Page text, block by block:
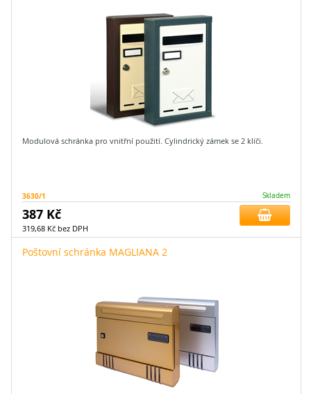
Modulová schránka pro vnitřní použití. Cylindrický zámek se 2 klíči.
3630/1 Skladem
387 Kč
319,68 Kč bez DPH
Poštovní schránka MAGLIANA 2